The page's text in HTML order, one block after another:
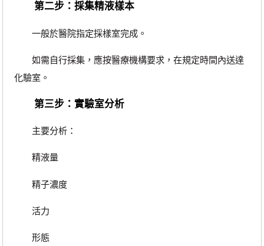
第二步：採集精液樣本
一般於醫院指定採樣室完成。
如需自行採集，應按醫療機構要求，在規定時間內送達
化驗室。
第三步：實驗室分析
主要分析：
精液量
精子濃度
活力
形態